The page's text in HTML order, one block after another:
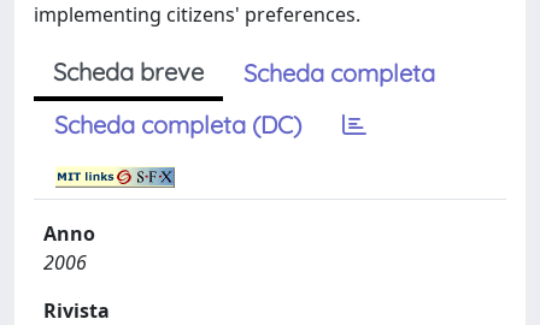
implementing citizens' preferences.
Scheda breve
Scheda completa
Scheda completa (DC)
Anno
2006
Rivista